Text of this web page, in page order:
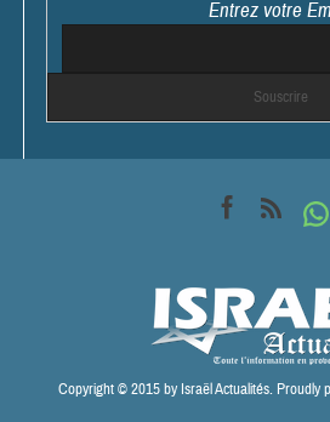
Entrez votre
Copyright © 2015 by Israël Actualités. Proudly